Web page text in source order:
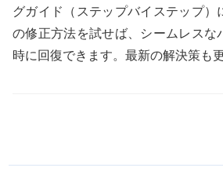
グガイド（ステップバイステップ）
の修正方法を試せば、シームレスな
時に回復できます。最新の解決策も